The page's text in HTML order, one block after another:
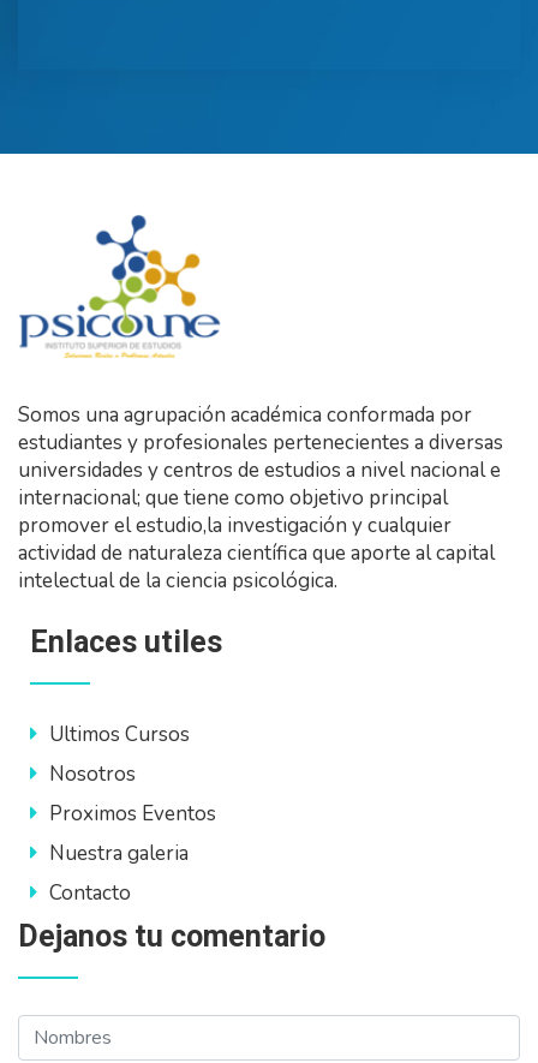
Somos una agrupación académica conformada por
estudiantes y profesionales pertenecientes a diversas
universidades y centros de estudios a nivel nacional e
internacional; que tiene como objetivo principal
promover el estudio,la investigación y cualquier
actividad de naturaleza científica que aporte al capital
intelectual de la ciencia psicológica.
Enlaces utiles
Ultimos Cursos
Nosotros
Proximos Eventos
Nuestra galeria
Contacto
Dejanos tu comentario
Nombres